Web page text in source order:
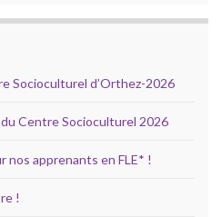
Socioculturel d’Orthez-2026
Centre Socioculturel 2026
nos apprenants en FLE* !
!